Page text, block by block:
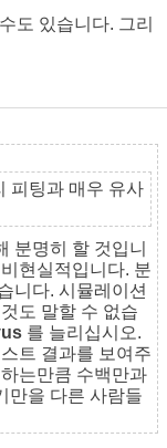
도 있습니다. 그리
피팅과 매우 유사
분명히 할 것입니
현실적입니다. 분
니다. 시뮬레이션
도 말할 수 없습
를 늘리십시오.
트 결과를 보여주
는만큼 수백만과
만을 다른 사람들